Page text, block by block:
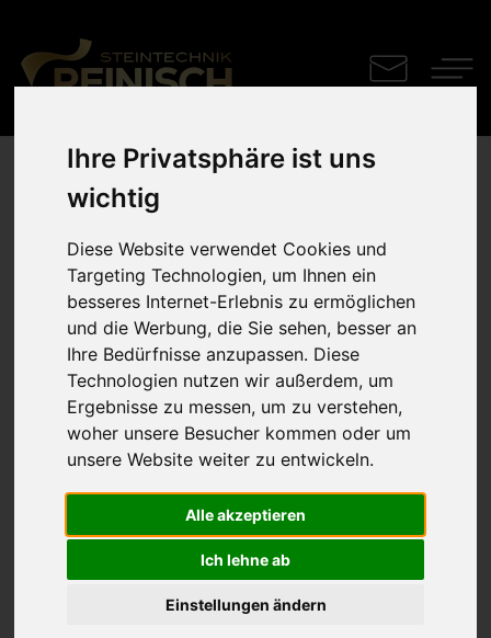
Ihre Privatsphäre ist uns
wichtig
Diese Website verwendet Cookies und
Targeting Technologien, um Ihnen ein
besseres Internet-Erlebnis zu ermöglichen
und die Werbung, die Sie sehen, besser an
Ihre Bedürfnisse anzupassen. Diese
Technologien nutzen wir außerdem, um
Ergebnisse zu messen, um zu verstehen,
woher unsere Besucher kommen oder um
unsere Website weiter zu entwickeln.
Alle akzeptieren
Ich lehne ab
Einstellungen ändern
Wandgrabdenkmal
Maßgeschneiderte Materialkombination aus drei
Steinarten